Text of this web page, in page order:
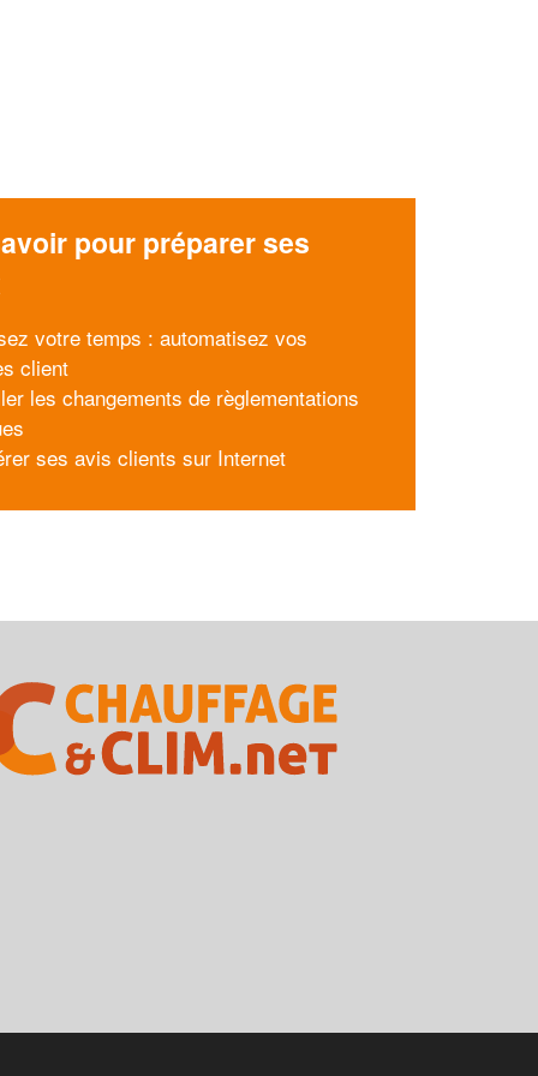
pour préparer ses
votre temps : automatisez vos
client
les changements de règlementations
ses avis clients sur Internet